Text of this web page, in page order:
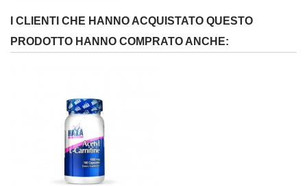
I CLIENTI CHE HANNO ACQUISTATO QUESTO
PRODOTTO HANNO COMPRATO ANCHE: